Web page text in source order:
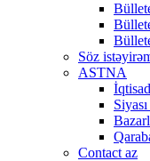
Söz
ASTNA
Contact az